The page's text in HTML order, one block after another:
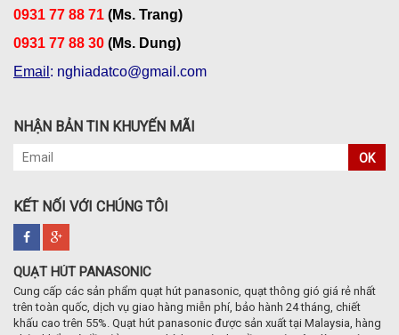
QUẠT HÚT PANASONIC
Cung cấp các sản phẩm quạt hút panasonic, quạt thông gió giá rẻ nhất
trên toàn quốc, dịch vụ giao hàng miễn phí, bảo hành 24 tháng, chiết
khấu cao trên 55%. Quạt hút panasonic được sản xuất tại Malaysia, hàng
0931 77 88 71 (Ms. Trang)
0931 77 88 30 (Ms. Dung)
Email : nghiadatco@gmail.com
NHẬN BẢN TIN KHUYẾN MÃI
OK
KẾT NỐI VỚI CHÚNG TÔI